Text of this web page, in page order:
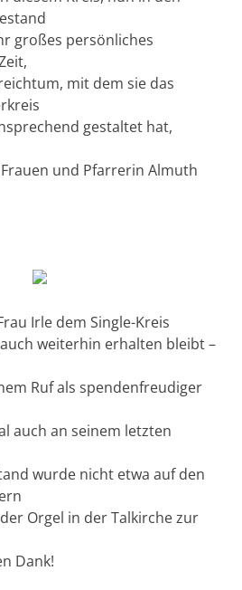
großes persönliches
mit dem sie das
gestaltet hat,
und Pfarrerin Almuth
Irle dem Single-Kreis
weiterhin erhalten bleibt –
Ruf als spendenfreudiger
auch an seinem letzten
wurde nicht etwa auf den
Orgel in der Talkirche zur
Dank!